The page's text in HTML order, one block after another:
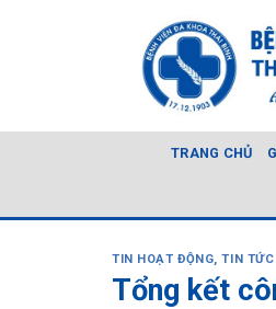
TRANG CHỦ
TIN HOẠT ĐỘNG,TIN TỨC
Tổng kết